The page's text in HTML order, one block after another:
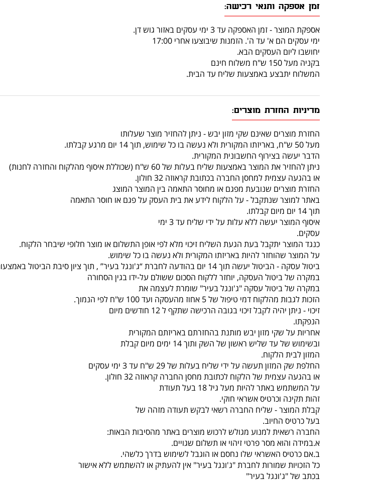
זמן אספקה ותנאי רכישה:
אספקת המוצר - זמן האספקה עד 3 ימי עסקים באזור גוש דן.
ימי עסקים הם א' עד ה'. הזמנות שיבוצעו אחרי 17:00
יחושבו ליום העסקים הבא.
בקניה מעל 150 ש"ח משלוח חינם
המשלוח יתבצע באמצעות שליח עד הבית.
מדיניות החזרת מוצרים:
החזרת מוצרים שאינם שקי מזון יבש - ניתן להחזיר מוצר שעלותו
מעל 50 ש"ח, באריזתו המקורית ולא נעשה בו כל שימוש, תוך 14 יום מרגע קבלתו.
הדבר יעשה בצירוף החשבונית המקורית.
ניתן להחזיר את המוצר באמצעות שליח בעלות של 60 ש"ח (שכוללת איסוף מהלקוח והחזרה לחנות)
או בהגעה עצמית למחסן החברה בכתובת קראוזה 32 חולון.
החזרת מוצרים שנובעת מפגם או מחוסר התאמה בין המוצר המוצג
באתר למוצר שנתקבל - על הלקוח לידע את בית העסק על פגם או חוסר התאמה
תוך 14 יום מיום קבלתו.
איסוף המוצר יעשה ללא עלות על ידי שליח עד 3 ימי
עסקים.
כנגד המוצר יתקבל בעת הגעת השליח זיכוי מלא לפי אופן התשלום או מוצר חלופי שיבחר הלקוח.
על המוצר שהוחזר להיות באריזתו המקורית ולא נעשה בו כל שימוש.
ביטול עסקה - הביטול יעשה תוך 14 יום בהודעה לחברת “ג'ונגל בעיר” , תוך ציון סיבת הביטול באמצעות טלפון 077-5523309.
במקרה של ביטול העסקה, יוחזר ללקוח הסכום ששולם על-ידו בגין הסחורה
במקרה של ביטול עסקה "ג'ונגל בעיר" שומרת לעצמה את
הזכות לגבות מהלקוח דמי טיפול של 5 אחוז מהעסקה ועד 100 ש"ח לפי הנמוך.
זיכוי - ניתן יהיה לקבל זיכוי בגובה הרכישה שתקף ל 12 חודשים מיום
הנפקתו.
אחריות על שקי מזון יבש מותנת בהחזרתם באריזתם המקורית
ובשימוש של עד שליש ראשון של השק ותוך 14 ימים מיום קבלת
המזון לבית הלקוח.
החלפת שק המזון תעשה על ידי שליח בעלות של 29 ש"ח עד 3 ימי עסקים
או בהגעה עצמית של הלקוח לכתובת מחסן החברה קראוזה 32 חולון.
על המשתמש באתר להיות מעל גיל 18 בעל תעודת
זהות תקינה וכרטיס אשראי חוקי.
קבלת המוצר - שליח החברה רשאי לבקש תעודה מזהה של
בעל כרטיס החיוב.
החברה רשאית למנוע מגולש לרכוש מוצרים באתר מהסיבות הבאות:
א.במידה והוא מסר פרטי זיהוי או תשלום שגויים.
ב.אם כרטיס האשראי שלו נחסם או הוגבל לשימוש בדרך כלשהי.
כל הזכויות שמורות לחברת "ג'ונגל בעיר" אין להעתיק או להשתמש ללא אישור
בכתב של "ג'ונגל בעיר"